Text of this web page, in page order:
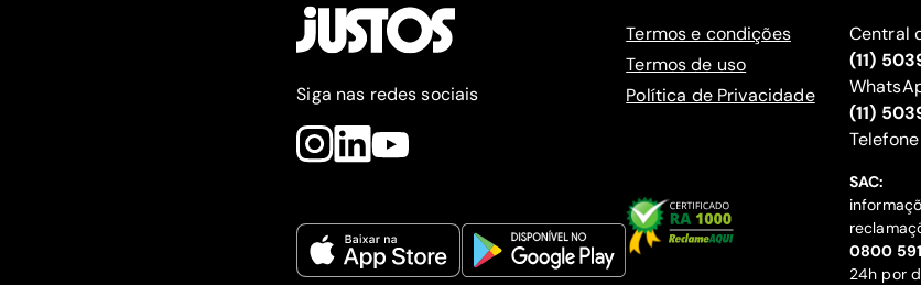
Siga nas redes sociais
Termos e condições
Termos de uso
Política de Privacidade
Central
(11)
(11)
SAC:
‍0800
24h por